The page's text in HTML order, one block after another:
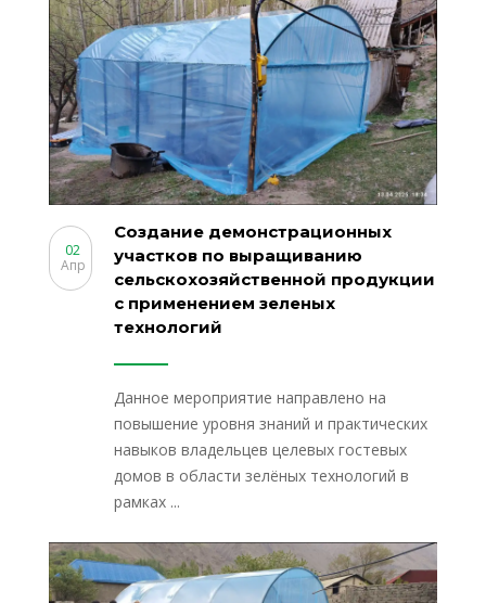
Создание демонстрационных
участков по выращиванию
сельскохозяйственной продукции
с применением зеленых
технологий
02
Апр
Данное мероприятие направлено на
повышение уровня знаний и практических
навыков владельцев целевых гостевых
домов в области зелёных технологий в
рамках ...